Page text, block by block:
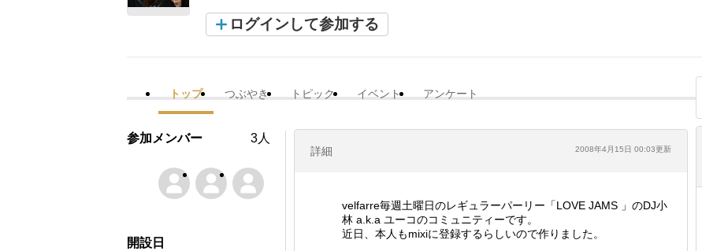
ログインして参加する
トップ つぶやき トピック イベント アンケート
詳細 2008年4月15日 00:03更新
velfarre毎週土曜日のレギュラーパーリー「LOVE JAMS 」のDJ小
林 a.k.a ユーコのコミュニティーです。
近日、本人もmixiに登録するらしいので作りました。
参加メンバー 3人
開設日